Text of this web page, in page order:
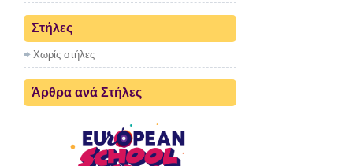
Στήλες
Χωρίς στήλες
Άρθρα ανά Στήλες